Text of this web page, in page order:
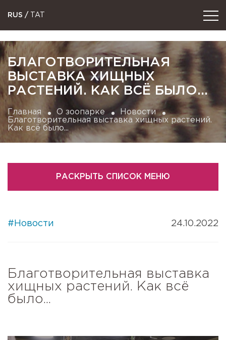
RUS / TAT
БЛАГОТВОРИТЕЛЬНАЯ
ВЫСТАВКА ХИЩНЫХ
РАСТЕНИЙ. КАК ВСЁ БЫЛО...
Главная О зоопарке
Новости
Благотворительная выставка хищных растений.
Как всё было...
РАСКРЫТЬ СПИСОК МЕНЮ
#Новости 24.10.2022
Благотворительная выставка
хищных растений. Как всё
было...